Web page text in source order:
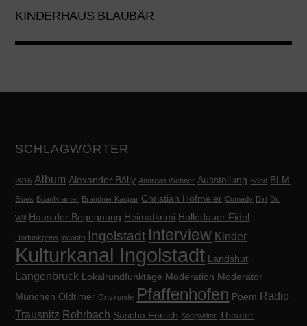
KINDERHAUS BLAUBÄR
SCHLAGWÖRTER
2016 Album Alexander Bálly Andreas Wehner Ausstellung Band BLM
Blues Boanlkramer Brandner Kaspar Christian Hofmeier Comedy Dirt Dr.
Will Haus der Begegnung Heimatkrimi Holledauer Fidel
Hörfunkpreis incontri Ingolstadt Interview Kinder
Kulturkanal Ingolstadt Landshut
Langenbruck Lokalrundfunktage Moderation Moderator
München Oldtimer Ortskunde Pfaffenhofen Poem Radio
Trausnitz Rohrbach Sascha Fersch Songwriter Theater